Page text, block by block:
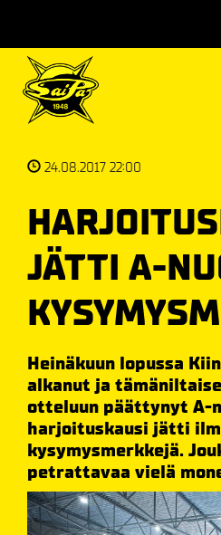
24.08.2017 22:00
JÄTTI A-
Heinäkuun lopussa
alkanut ja
otteluun päättynyt A-
harjoituskausi jätti
kysymysmerkkejä.
petrattavaa vielä